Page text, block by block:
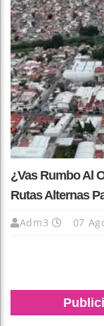
¿Vas Rumbo Al
Rutas Alternas
Adm3 07